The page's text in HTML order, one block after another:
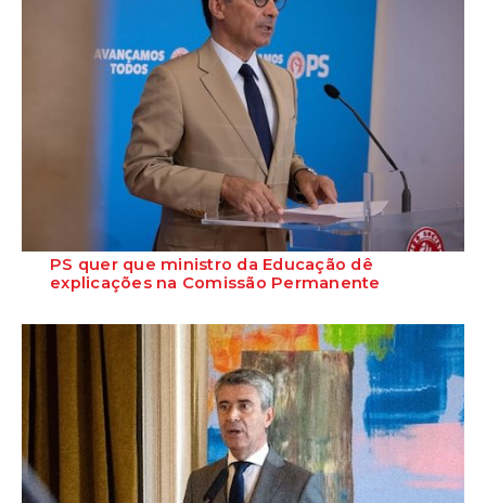
PS quer que ministro da Educação dê
explicações na Comissão Permanente
requerer a presença do minist...